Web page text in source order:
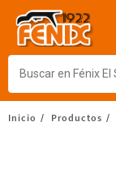
Inicio Productos